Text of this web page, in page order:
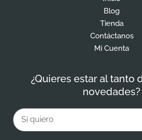
Blog
Tienda
Contáctanos
Mi Cuenta
¿Quieres estar al tanto
novedades?
Email